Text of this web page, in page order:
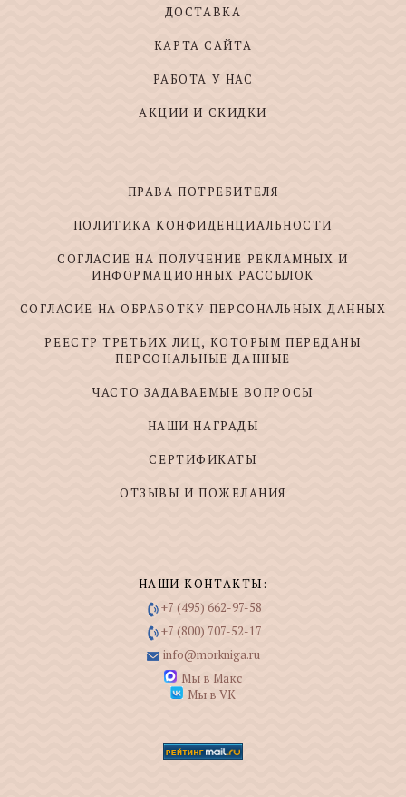
ДОСТАВКА
КАРТА САЙТА
РАБОТА У НАС
АКЦИИ И СКИДКИ
ПРАВА ПОТРЕБИТЕЛЯ
ПОЛИТИКА КОНФИДЕНЦИАЛЬНОСТИ
СОГЛАСИЕ НА ПОЛУЧЕНИЕ РЕКЛАМНЫХ И
ИНФОРМАЦИОННЫХ РАССЫЛОК
СОГЛАСИЕ НА ОБРАБОТКУ ПЕРСОНАЛЬНЫХ ДАННЫХ
РЕЕСТР ТРЕТЬИХ ЛИЦ, КОТОРЫМ ПЕРЕДАНЫ
ПЕРСОНАЛЬНЫЕ ДАННЫЕ
ЧАСТО ЗАДАВАЕМЫЕ ВОПРОСЫ
НАШИ НАГРАДЫ
СЕРТИФИКАТЫ
ОТЗЫВЫ И ПОЖЕЛАНИЯ
НАШИ КОНТАКТЫ:
+7 (495) 662-97-58
+7 (800) 707-52-17
info@morkniga.ru
Мы в Макс
Мы в VK